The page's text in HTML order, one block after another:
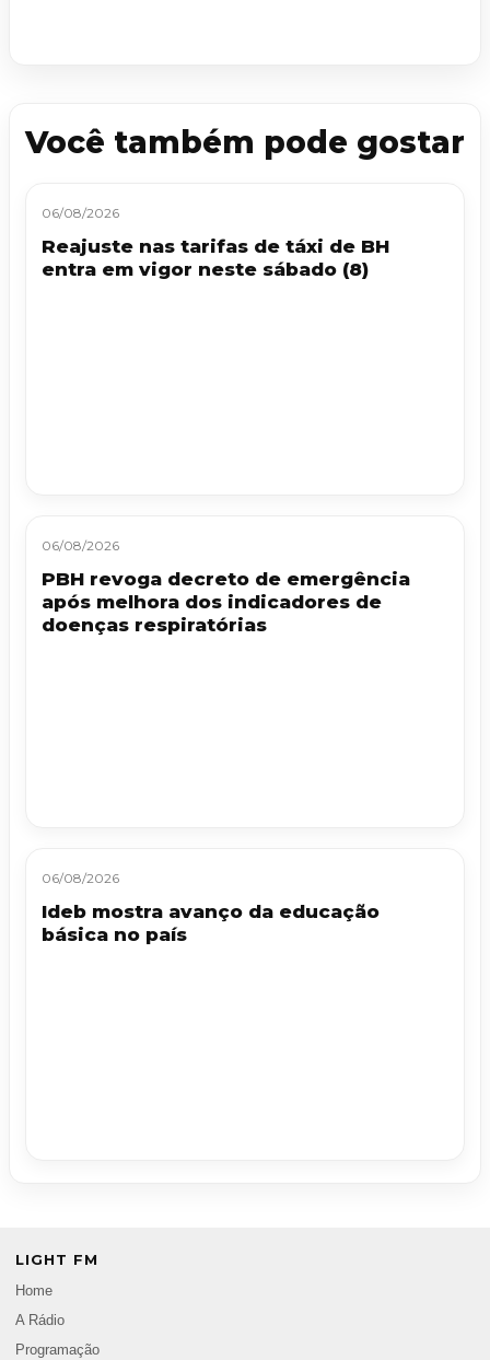
Você também pode gostar
06/08/2026
Reajuste nas tarifas de táxi de BH
entra em vigor neste sábado (8)
06/08/2026
PBH revoga decreto de emergência
após melhora dos indicadores de
doenças respiratórias
06/08/2026
Ideb mostra avanço da educação
básica no país
LIGHT FM
Home
A Rádio
Programação